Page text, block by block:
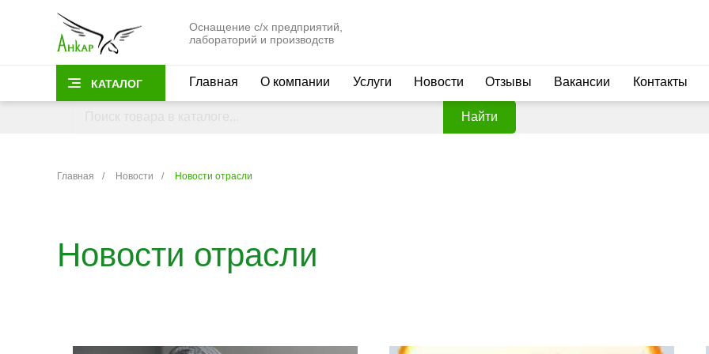
Оснащение с/х предприятий,
лабораторий и производств
КАТАЛОГ Главная О компании Услуги Новости Отзывы Вакансии Контакты
Найти
Главная / Новости / Новости отрасли
Новости отрасли